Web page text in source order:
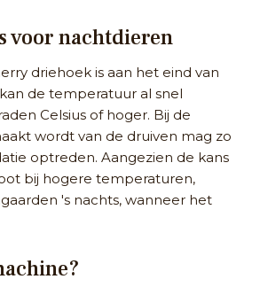
voor nachtdieren
driehoek is aan het eind van
de temperatuur al snel
Celsius of hoger. Bij de
wordt van de druiven mag zo
optreden. Aangezien de kans
bij hogere temperaturen,
's nachts, wanneer het